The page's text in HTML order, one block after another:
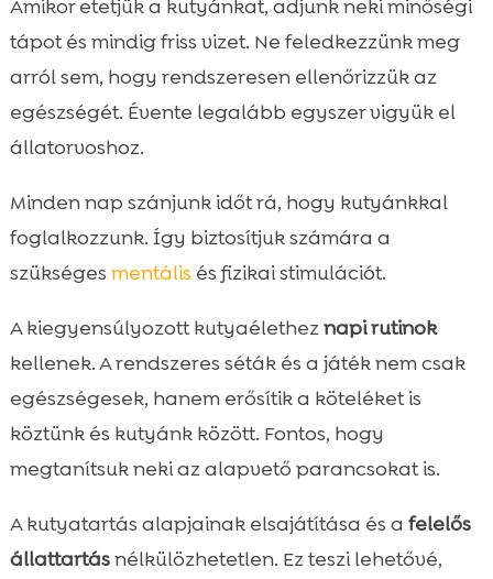
Amikor etetjük a kutyánkat, adjunk neki minőségi
tápot és mindig friss vizet. Ne feledkezzünk meg
arról sem, hogy rendszeresen ellenőrizzük az
egészségét. Évente legalább egyszer vigyük el
állatorvoshoz.
Minden nap szánjunk időt rá, hogy kutyánkkal
foglalkozzunk. Így biztosítjuk számára a
szükséges mentális és fizikai stimulációt.
A kiegyensúlyozott kutyaéletheznapi rutinok
kellenek. A rendszeres séták és a játék nem csak
egészségesek, hanem erősítik a köteléket is
köztünk és kutyánk között. Fontos, hogy
megtanítsuk neki az alapvető parancsokat is.
A kutyatartás alapjainak elsajátítása és a felelős
állattartásnélkülözhetetlen. Ez teszi lehetővé,